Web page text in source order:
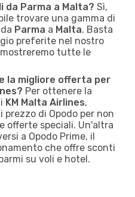
da Parma a Malta? Sì,
trovare una gamma di
da Parma a Malta. Basta
preferite nel nostro
tutte le
la migliore offerta per
Per ottenere la
KM Malta Airlines,
di Opodo per non
offerte speciali. Un'altra
a Opodo Prime, il
che offre sconti
su voli e hotel.